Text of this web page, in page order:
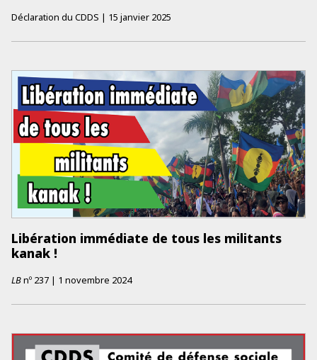
Déclaration du CDDS | 15 janvier 2025
Libération immédiate de tous les militants
kanak !
LBnº 237 | 1 novembre 2024